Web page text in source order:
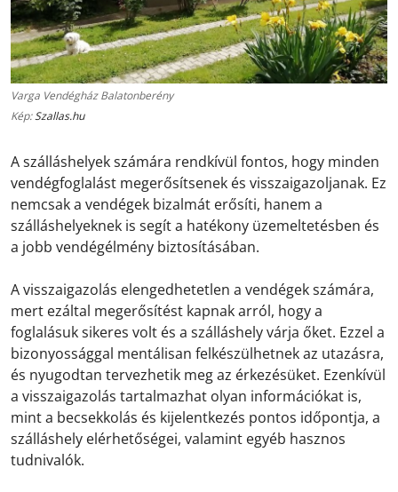
Varga Vendégház Balatonberény
Kép:Szallas.hu
A szálláshelyek számára rendkívül fontos, hogy minden
vendégfoglalást megerősítsenek és visszaigazoljanak. Ez
nemcsak a vendégek bizalmát erősíti, hanem a
szálláshelyeknek is segít a hatékony üzemeltetésben és
a jobb vendégélmény biztosításában.
A visszaigazolás elengedhetetlen a vendégek számára,
mert ezáltal megerősítést kapnak arról, hogy a
foglalásuk sikeres volt és a szálláshely várja őket. Ezzel a
bizonyossággal mentálisan felkészülhetnek az utazásra,
és nyugodtan tervezhetik meg az érkezésüket. Ezenkívül
a visszaigazolás tartalmazhat olyan információkat is,
mint a becsekkolás és kijelentkezés pontos időpontja, a
szálláshely elérhetőségei, valamint egyéb hasznos
tudnivalók.